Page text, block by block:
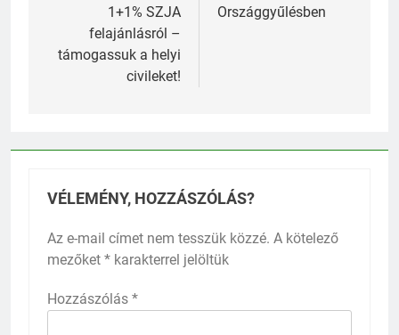
1+1% SZJA
felajánlásról –
támogassuk a helyi
civileket!
Országgyűlésben
VÉLEMÉNY, HOZZÁSZÓLÁS?
Az e-mail címet nem tesszük közzé. A kötelező
mezőket * karakterrel jelöltük
Hozzászólás *